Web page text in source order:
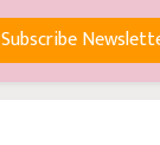
Subscribe